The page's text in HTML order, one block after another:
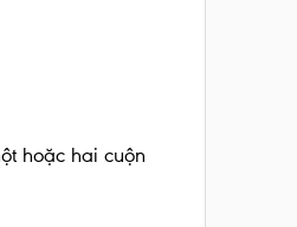
hoặc hai cuộn